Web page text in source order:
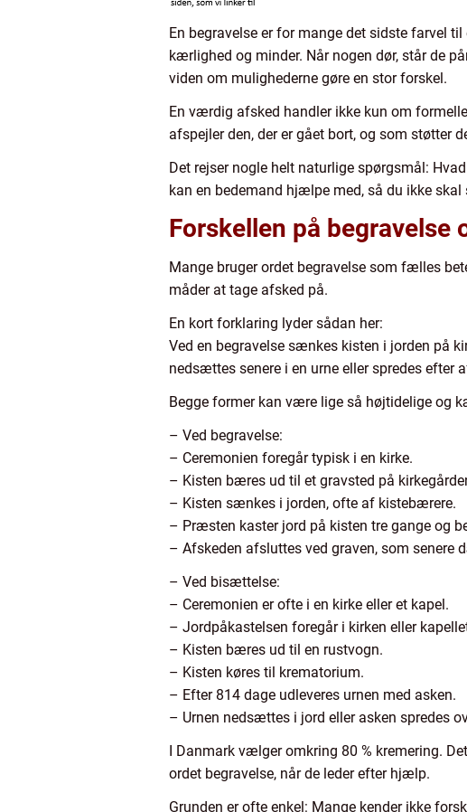
En begravelse er for mange det sidste farvel
kærlighed og minder. Når nogen dør, står de
viden om mulighederne gøre en stor forskel.
En værdig afsked handler ikke kun om
afspejler den, der er gået bort, og som støtter
Det rejser nogle helt naturlige spørgsmål:
kan en bedemand hjælpe med, så du ikke skal
Forskellen på begravelse
Mange bruger ordet begravelse som fælles
måder at tage afsked på.
En kort forklaring lyder sådan her:
Ved en begravelse sænkes kisten i jorden på
nedsættes senere i en urne eller spredes efter
Begge former kan være lige så højtidelige og
– Ved begravelse:
– Ceremonien foregår typisk i en kirke.
– Kisten bæres ud til et gravsted på
– Kisten sænkes i jorden, ofte af kistebærere.
– Præsten kaster jord på kisten tre gange og
– Afskeden afsluttes ved graven, som senere
– Ved bisættelse:
– Ceremonien er ofte i en kirke eller et kapel.
– Jordpåkastelsen foregår i kirken eller
– Kisten bæres ud til en rustvogn.
– Kisten køres til krematorium.
– Efter 814 dage udleveres urnen med asken.
– Urnen nedsættes i jord eller asken spredes
I Danmark vælger omkring 80 % kremering.
ordet begravelse, når de leder efter hjælp.
Grunden er ofte enkel: Mange kender ikke